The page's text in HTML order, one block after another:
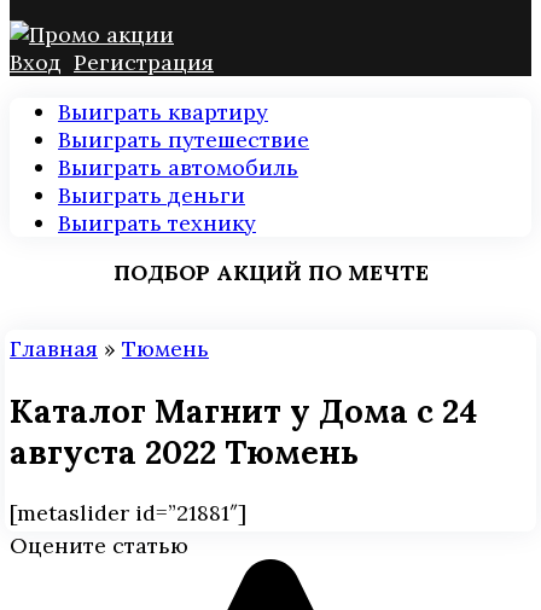
Вход Регистрация
Выиграть квартиру
Выиграть путешествие
Выиграть автомобиль
Выиграть деньги
Выиграть технику
ПОДБОР АКЦИЙ ПО МЕЧТЕ
Главная » Тюмень
Каталог Магнит у Дома с 24
августа 2022 Тюмень
[metaslider id=”21881″]
Оцените статью